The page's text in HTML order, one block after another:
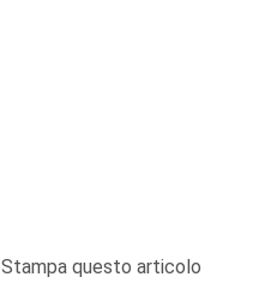
Stampa questo articolo